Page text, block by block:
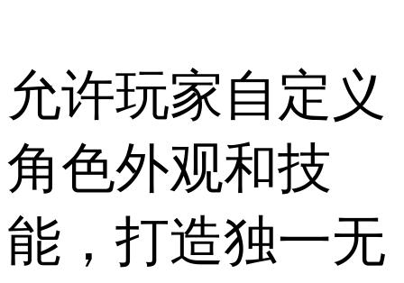
允许玩家自定义
角色外观和技
能，打造独一无